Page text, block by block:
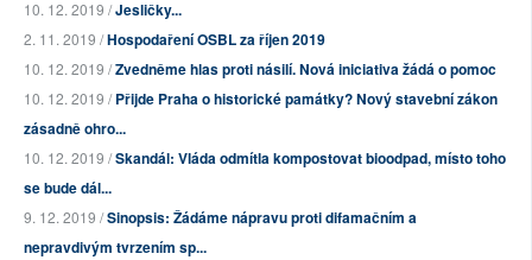
10. 12. 2019 /Jesličky...
2. 11. 2019 /Hospodaření OSBL za říjen 2019
10. 12. 2019 /Zvedněme hlas proti násilí. Nová iniciativa žádá o pomoc
10. 12. 2019 /Přijde Praha o historické památky? Nový stavební zákon
zásadně ohro...
10. 12. 2019 /Skandál: Vláda odmítla kompostovat bioodpad, místo toho
se bude dál...
9. 12. 2019 /Sinopsis: Žádáme nápravu proti difamačním a
nepravdivým tvrzením sp...